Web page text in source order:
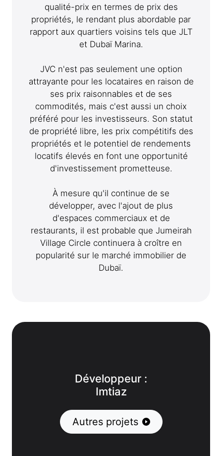
qualité-prix en termes de prix des
propriétés, le rendant plus abordable par
rapport aux quartiers voisins tels que JLT
et Dubaï Marina.
JVC n'est pas seulement une option
attrayante pour les locataires en raison de
ses prix raisonnables et de ses
commodités, mais c'est aussi un choix
préféré pour les investisseurs. Son statut
de propriété libre, les prix compétitifs des
propriétés et le potentiel de rendements
locatifs élevés en font une opportunité
d'investissement prometteuse.
À mesure qu'il continue de se
développer, avec l'ajout de plus
d'espaces commerciaux et de
restaurants, il est probable que Jumeirah
Village Circle continuera à croître en
popularité sur le marché immobilier de
Dubaï.
Développeur :
Imtiaz
Autres projets